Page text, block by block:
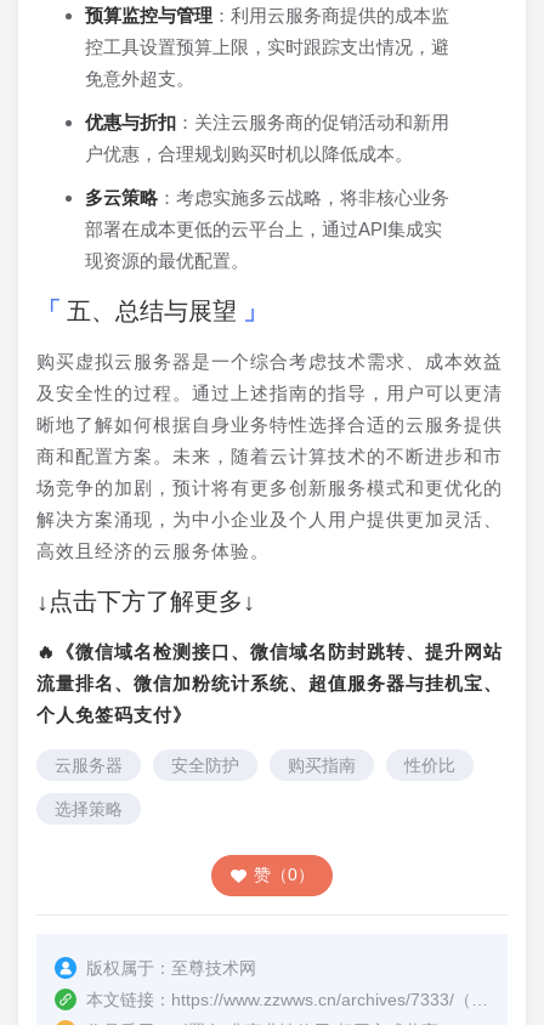
预算监控与管理 ：利用云服务商提供的成本监
控工具设置预算上限，实时跟踪支出情况，避
免意外超支。
优惠与折扣 ：关注云服务商的促销活动和新用
户优惠，合理规划购买时机以降低成本。
多云策略 ：考虑实施多云战略，将非核心业务
部署在成本更低的云平台上，通过API集成实
现资源的最优配置。
五、总结与展望
购买虚拟云服务器是一个综合考虑技术需求、成本效益
及安全性的过程。通过上述指南的指导，用户可以更清
晰地了解如何根据自身业务特性选择合适的云服务提供
商和配置方案。未来，随着云计算技术的不断进步和市
场竞争的加剧，预计将有更多创新服务模式和更优化的
解决方案涌现，为中小企业及个人用户提供更加灵活、
高效且经济的云服务体验。
↓点击下方了解更多↓
🔥《微信域名检测接口、微信域名防封跳转、提升网站
流量排名、微信加粉统计系统、超值服务器与挂机宝、
个人免签码支付》
云服务器 安全防护 购买指南 性价比
选择策略
赞（0）
版权属于： 至尊技术网
本文链接： https://www.zzwws.cn/archives/7333/ （转载时请注明本文出处及文章链接）